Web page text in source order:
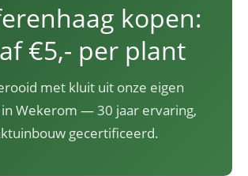
kopen:
€5,- per plant
met kluit uit onze eigen
Wekerom — 30 jaar ervaring,
gecertificeerd.